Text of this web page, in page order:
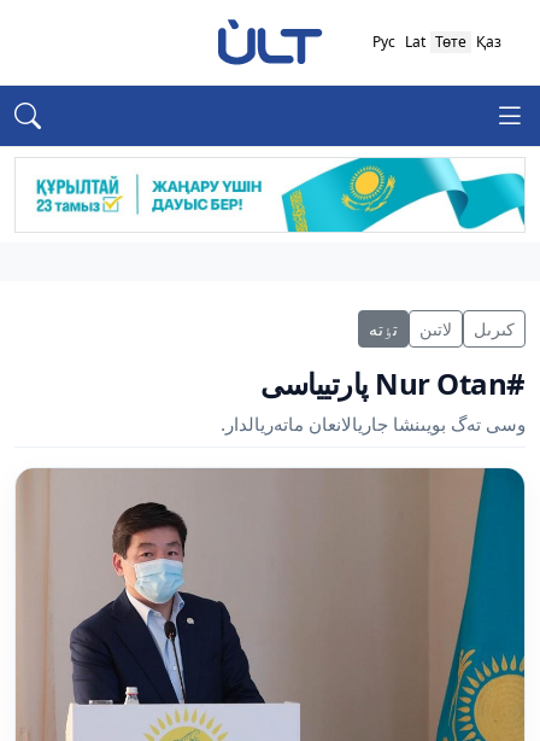
Қаз
Төте
Lat
Рус
كىرىل لاتىن تٶتە
#Nur Otan پارتيياسى
وسى تەگ بويىنشا جاريالانعان ماتەريالدار.